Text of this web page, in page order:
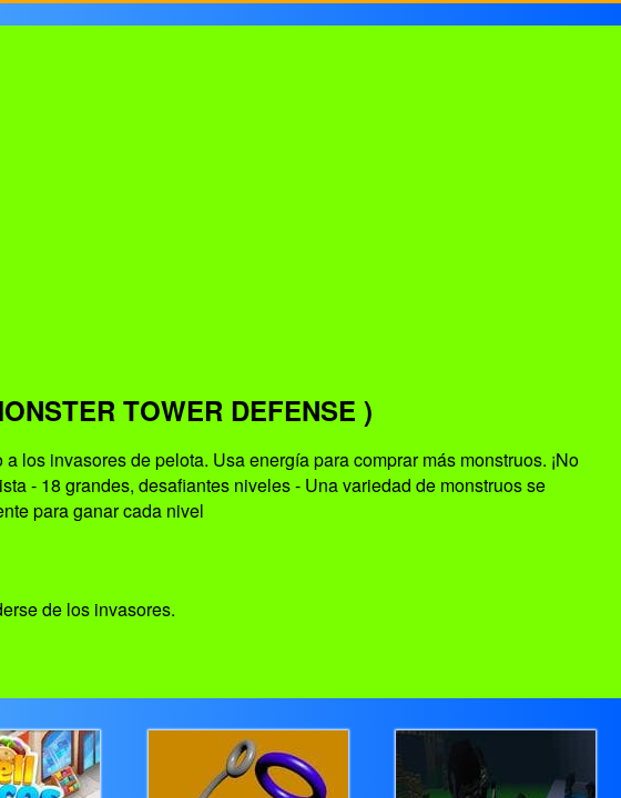
TOWER DEFENSE )
los invasores de pelota. Usa energía para comprar más monstruos. ¡No
- 18 grandes, desafiantes niveles - Una variedad de monstruos se
para ganar cada nivel
de los invasores.